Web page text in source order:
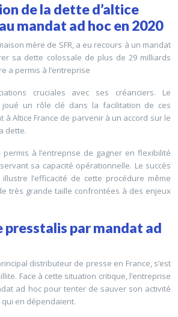
de la dette d’altice
mandat ad hoc en 2020
mère de SFR, a eu recours à un mandat
sa dette colossale de plus de 29 milliards
a permis à l’entreprise
cruciales avec ses créanciers. Le
un rôle clé dans la facilitation de ces
à Altice France de parvenir à un accord sur le
dette.
à l’entreprise de gagner en flexibilité
sa capacité opérationnelle. Le succès
l’efficacité de cette procédure même
très grande taille confrontées à des enjeux
presstalis par mandat ad
distributeur de presse en France, s’est
Face à cette situation critique, l’entreprise
ad hoc pour tenter de sauver son activité
qui en dépendaient.